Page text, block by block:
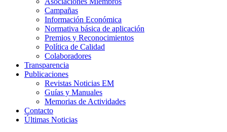
Campañas
Información Económica
Normativa básica de aplicación
Premios y Reconocimientos
Política de Calidad
Colaboradores
Transparencia
Publicaciones
Revistas Noticias EM
Guías y Manuales
Memorias de Actividades
Contacto
Últimas Noticias